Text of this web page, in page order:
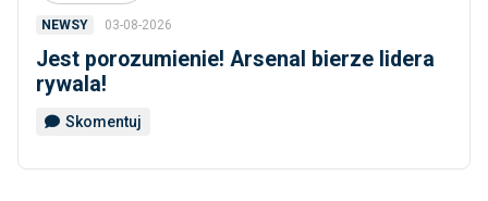
NEWSY 03-08-2026
Jest porozumienie! Arsenal bierze lidera
rywala!
Skomentuj